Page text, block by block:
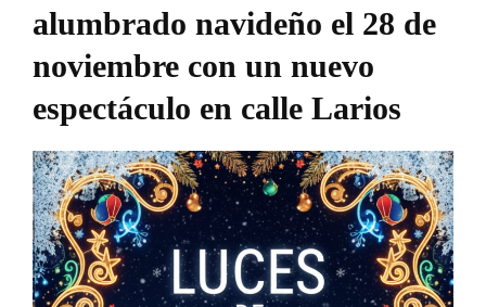
alumbrado navideño el 28 de
noviembre con un nuevo
espectáculo en calle Larios